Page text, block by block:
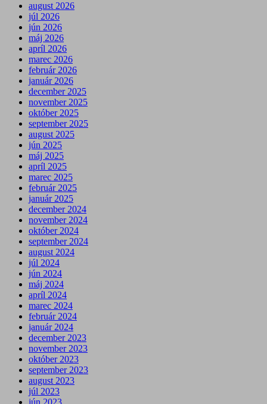
august 2026
júl 2026
jún 2026
máj 2026
apríl 2026
marec 2026
február 2026
január 2026
december 2025
november 2025
október 2025
september 2025
august 2025
jún 2025
máj 2025
apríl 2025
marec 2025
február 2025
január 2025
december 2024
november 2024
október 2024
september 2024
august 2024
júl 2024
jún 2024
máj 2024
apríl 2024
marec 2024
február 2024
január 2024
december 2023
november 2023
október 2023
september 2023
august 2023
júl 2023